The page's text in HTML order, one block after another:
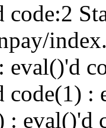
eval()'d
code(1) :
: eval()'d